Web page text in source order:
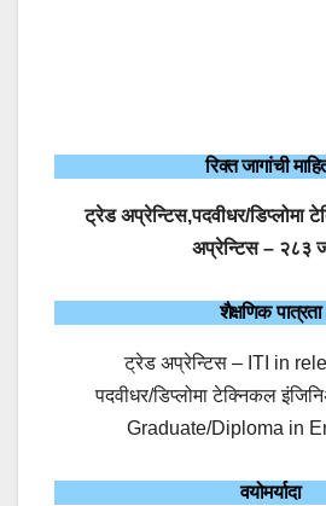
रिक्त जागांची
ट्रेड अप्रेन्टिस,पदवीधर/डिप्लोमा
अप्रेन्टिस – २८३
शैक्षणिक पात्रता
ट्रेड अप्रेन्टिस – ITI in
पदवीधर/डिप्लोमा टेक्निकल
Graduate/Diploma in
वयोमर्यादा